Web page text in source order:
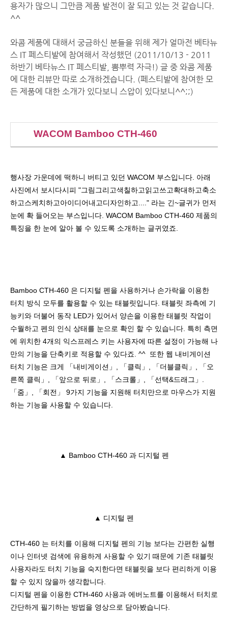
용자가 많으니 그만큼 제품 발전이 잘 되고 있는 것 같습니다.
^^
와콤 제품에 대해서 궁금하신 분들을 위해 제가 얼마전 베타뉴
스 IT 페스티발에 참여해서 작성했던 (2011/10/13 - 2011
하반기 베타뉴스 IT 페스티발, 뽐뿌력 자극! ) 글 중 와콤 제품
에 대한 리뷰만 따로 소개하겠습니다. (페스티발에 참여한 모
든 제품에 대한 소개가 있다보니 스압이 있다보니^^;;)
WACOM Bamboo CTH-460
행사장 가운데에 떡하니 버티고 있던 WACOM 부스입니다. 아래
사진에서 보시다시피 "그림그리고색칠하고읽고쓰고확대하고축소
하고스케치하고아이디어내고디자인하고...." 라는 긴~글귀가 먼저
눈에 확 들어오는 부스입니다. WACOM Bamboo CTH-460 제품의
특징을 한 눈에 알아 볼 수 있도록 소개하는 글귀였죠.
Bamboo CTH-460 은 디지털 펜을 사용하거나 손가락을 이용한
터치 방식 모두를 활용할 수 있는 태블릿입니다. 태블릿 좌측에 기
능키와 더불어 동작 LED가 있어서 양손을 이용한 태블릿 작업이
수월하고 펜의 인식 상태를 눈으로 확인 할 수 있습니다. 특히 측면
에 위치한 4개의 익스프레스 키는 사용자에 따른 설정이 가능해 나
만의 기능을 단축키로 적용할 수 있다죠. ^^ 또한 웹 내비게이션
터치 기능은 크게 「내비게이션」, 「클릭」, 「더블클릭」, 「오
른쪽 클릭」, 「앞으로 뒤로」, 「스크롤」, 「선택&드래그」.
「줌」, 「회전」 9가지 기능을 지원해 터치만으로 마우스가 지원
하는 기능을 사용할 수 있습니다.
▲ Bamboo CTH-460 과 디지털 펜
▲ 디지털 펜
CTH-460 는 터치를 이용해 디지털 펜의 기능 보다는 간편한 실행
이나 인터넷 검색에 유용하게 사용할 수 있기 때문에 기존 태블릿
사용자라도 터치 기능을 숙지한다면 태블릿을 보다 편리하게 이용
할 수 있지 않을까 생각합니다.
디지털 펜을 이용한 CTH-460 사용과 에버노트를 이용해서 터치로
간단하게 필기하는 방법을 영상으로 담아봤습니다.